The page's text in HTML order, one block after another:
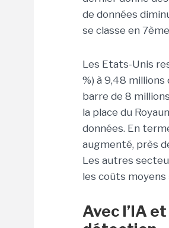
de données
se classe en
Les Etats-Unis
%) à 9,48
barre de 8
la place du
données. En
augmenté, près
Les autres
les coûts moyens
Avec l’IA